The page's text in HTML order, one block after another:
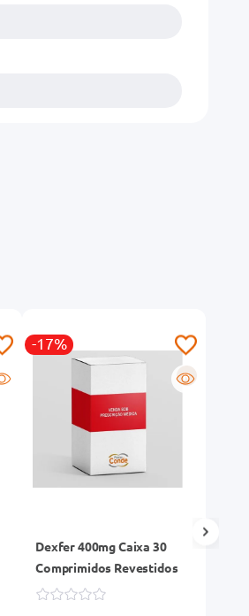
-17%
R
Dexfer 400mg Caixa 30
Comprimidos Revestidos